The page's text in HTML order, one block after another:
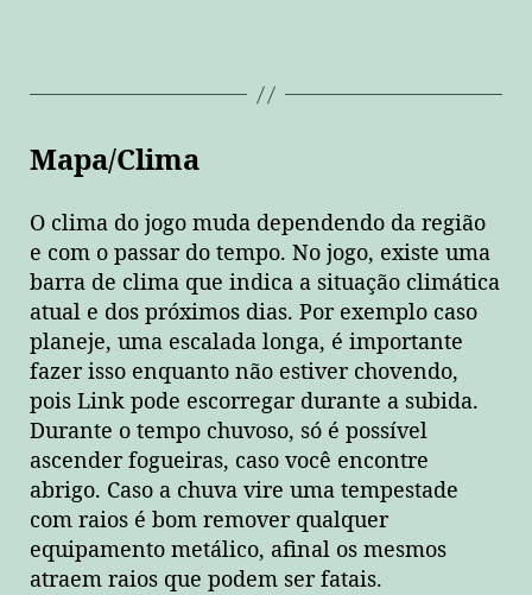
Mapa/Clima
O clima do jogo muda dependendo da região
e com o passar do tempo. No jogo, existe uma
barra de clima que indica a situação climática
atual e dos próximos dias. Por exemplo caso
planeje, uma escalada longa, é importante
fazer isso enquanto não estiver chovendo,
pois Link pode escorregar durante a subida.
Durante o tempo chuvoso, só é possível
ascender fogueiras, caso você encontre
abrigo. Caso a chuva vire uma tempestade
com raios é bom remover qualquer
equipamento metálico, afinal os mesmos
atraem raios que podem ser fatais.